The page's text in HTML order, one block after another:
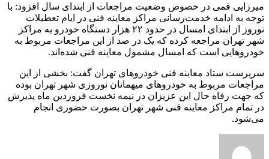
میرزایی قمی در خصوص وضعیت مراجعات از ابتدای سال افزود: با
توجه به ادامه خدمت‌رسانی مراکز معاینه فنی در ایام تعطیلات
نوروز از ابتدای امسال در حدود ۲۲ هزار دستگاه خودرو به مراکز
شهر تهران مراجعه کرده که یک در صد از این مراجعات مربوط به
خودروهایی است که امسال مشمول معاینه فنی شده‌اند.
سرپرست ستاد معاینه فنی خودروهای تهران گفت: بخشی از این
مراجعات مربوط به خودروهای میهمانان نوروزی شهر تهران بوده
که جهت رفاه حال این عزیزان در نیمه نخست فروردین ماه پذیرش
در تمام مراکز معاینه فنی شهر تهران بصورت حضوری انجام
می‌شود.